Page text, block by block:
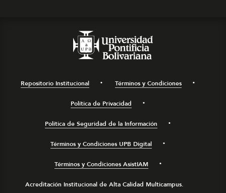
Repositorio Institucional Términos y Condiciones
Política de Privacidad
Política de Seguridad de la Información
Términos y Condiciones UPB Digital
Términos y Condiciones AsistIAM
Acreditación Institucional de Alta Calidad Multicampus.